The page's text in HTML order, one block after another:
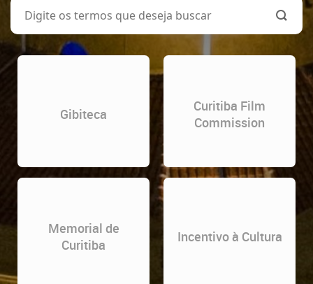
Gibiteca
Curitiba Film
Commission
Memorial de
Curitiba
Incentivo à Cultura